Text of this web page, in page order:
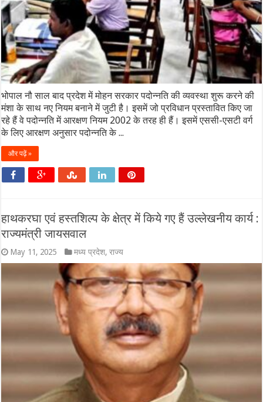
भोपाल नौ साल बाद प्रदेश में मोहन सरकार पदोन्नति की व्यवस्था शुरू करने की
मंशा के साथ नए नियम बनाने में जुटी है। इसमें जो प्रविधान प्रस्तावित किए जा
रहे हैं वे पदोन्नति में आरक्षण नियम 2002 के तरह ही हैं। इसमें एससी-एसटी वर्ग
के लिए आरक्षण अनुसार पदोन्नति के ...
और पढ़ें »
हाथकरघा एवं हस्तशिल्प के क्षेत्र में किये गए हैं उल्लेखनीय कार्य :
राज्यमंत्री जायसवाल
May 11, 2025 मध्य प्रदेश,राज्य